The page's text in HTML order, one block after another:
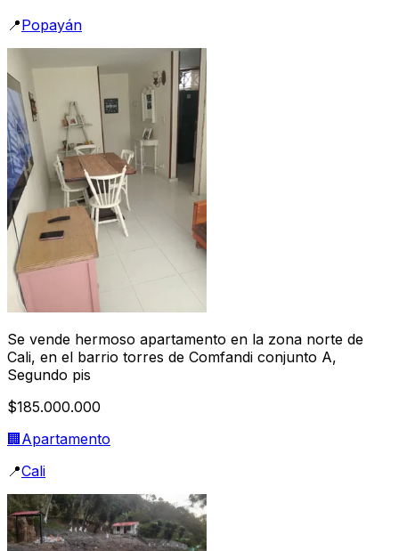
📍Popayán
Se vende hermoso apartamento en la zona norte de
Cali, en el barrio torres de Comfandi conjunto A,
Segundo pis
$185.000.000
🏢 Apartamento
📍Cali